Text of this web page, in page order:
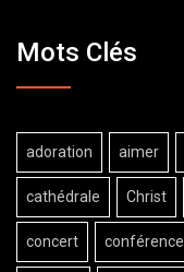
Mots Clés
adoration aimer
cathédrale Christ
concert conférence